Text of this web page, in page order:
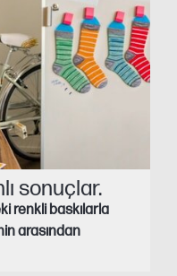
sonuçlar.
renkli baskılarla
arasından